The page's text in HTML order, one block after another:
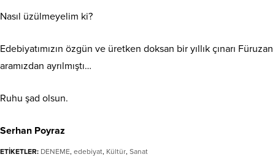
Nasıl üzülmeyelim ki?
Edebiyatımızın özgün ve üretken doksan bir yıllık çınarı Füruzan
aramızdan ayrılmıştı…
Ruhu şad olsun.
Serhan Poyraz
ETİKETLER: DENEME, edebiyat, Kültür, Sanat